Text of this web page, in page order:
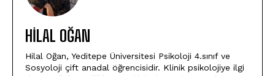
HILAL OĞAN
Hilal Oğan, Yeditepe Üniversitesi Psikoloji 4.sınıf ve
Sosyoloji çift anadal öğrencisidir. Klinik psikolojiye ilgi